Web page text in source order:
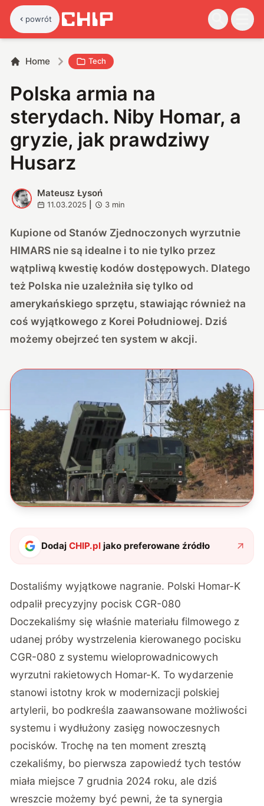
powrót
Home Tech
Polska armia na
sterydach. Niby Homar, a
gryzie, jak prawdziwy
Husarz
M
Mateusz Łysoń
11.03.2025 3 min
Kupione od Stanów Zjednoczonych wyrzutnie
HIMARS nie są idealne i to nie tylko przez
wątpliwą kwestię kodów dostępowych. Dlatego
też Polska nie uzależniła się tylko od
amerykańskiego sprzętu, stawiając również na
coś wyjątkowego z Korei Południowej. Dziś
możemy obejrzeć ten system w akcji.
DodajCHIP.pl jako preferowane źródło
Dostaliśmy wyjątkowe nagranie. Polski Homar-K
odpalił precyzyjny pocisk CGR-080
Doczekaliśmy się właśnie materiału filmowego z
udanej próby wystrzelenia kierowanego pocisku
CGR-080 z systemu wieloprowadnicowych
wyrzutni rakietowych Homar-K. To wydarzenie
stanowi istotny krok w modernizacji polskiej
artylerii, bo podkreśla zaawansowane możliwości
systemu i wydłużony zasięg nowoczesnych
pocisków. Trochę na ten moment zresztą
czekaliśmy, bo pierwsza zapowiedź tych testów
miała miejsce 7 grudnia 2024 roku, ale dziś
wreszcie możemy być pewni, że ta synergia